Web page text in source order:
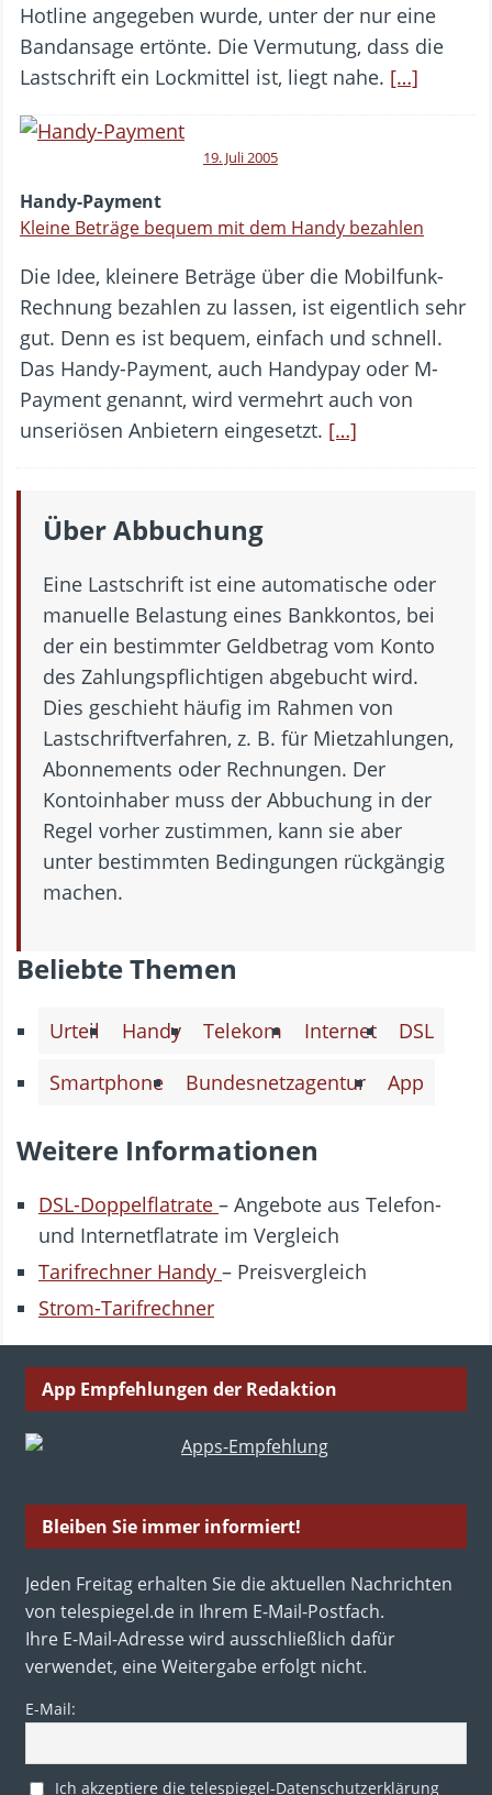
Hotline angegeben wurde, unter der nur eine
Bandansage ertönte. Die Vermutung, dass die
Lastschrift ein Lockmittel ist, liegt nahe. […]
19. Juli 2005
Handy-Payment
Kleine Beträge bequem mit dem Handy bezahlen
Die Idee, kleinere Beträge über die Mobilfunk-
Rechnung bezahlen zu lassen, ist eigentlich sehr
gut. Denn es ist bequem, einfach und schnell.
Das Handy-Payment, auch Handypay oder M-
Payment genannt, wird vermehrt auch von
unseriösen Anbietern eingesetzt. […]
Über Abbuchung
Eine Lastschrift ist eine automatische oder
manuelle Belastung eines Bankkontos, bei
der ein bestimmter Geldbetrag vom Konto
des Zahlungspflichtigen abgebucht wird.
Dies geschieht häufig im Rahmen von
Lastschriftverfahren, z. B. für Mietzahlungen,
Abonnements oder Rechnungen. Der
Kontoinhaber muss der Abbuchung in der
Regel vorher zustimmen, kann sie aber
unter bestimmten Bedingungen rückgängig
machen.
Beliebte Themen
Urteil Handy Telekom Internet
DSL
Smartphone
Bundesnetzagentur App
Weitere Informationen
DSL-Doppelflatrate – Angebote aus Telefon-
und Internetflatrate im Vergleich
Tarifrechner Handy – Preisvergleich
Strom-Tarifrechner
App Empfehlungen der Redaktion
Bleiben Sie immer informiert!
Jeden Freitag erhalten Sie die aktuellen Nachrichten
von telespiegel.de in Ihrem E-Mail-Postfach.
Ihre E-Mail-Adresse wird ausschließlich dafür
verwendet, eine Weitergabe erfolgt nicht.
E-Mail:
Ich akzeptiere die telespiegel-Datenschutzerklärung